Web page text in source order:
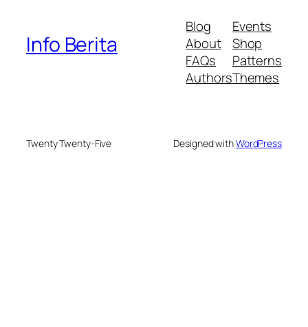
Info Berita
Blog
About
FAQs
Authors
Events
Shop
Patterns
Themes
Twenty Twenty-Five Designed withWordPress